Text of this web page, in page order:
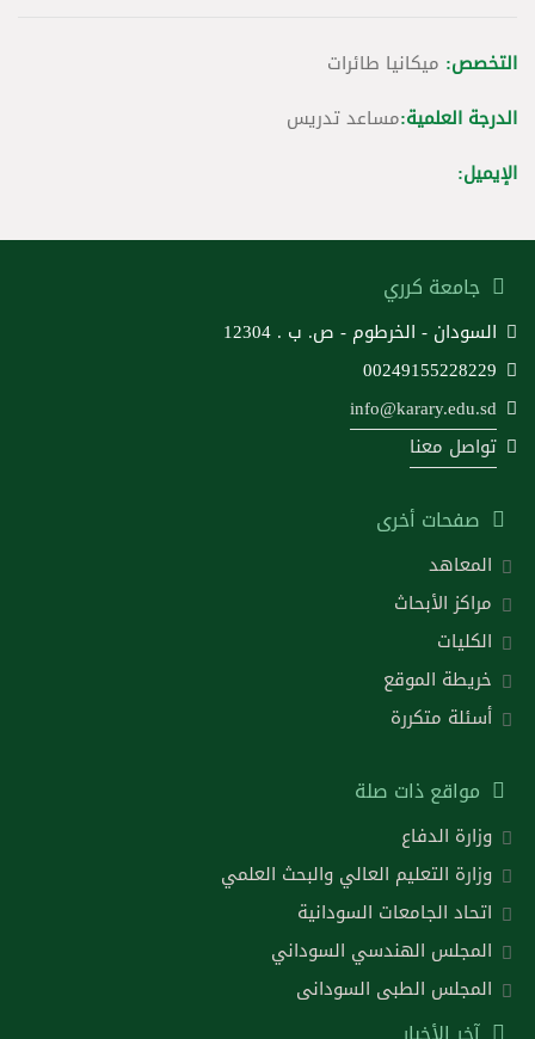
التخصص: ميكانيا طائرات
الدرجة العلمية:مساعد تدريس
الإيميل:
جامعة كرري
السودان - الخرطوم - ص. ب . 12304
00249155228229
info@karary.edu.sd
تواصل معنا
صفحات أخرى
المعاهد
مراكز الأبحاث
الكليات
خريطة الموقع
أسئلة متكررة
مواقع ذات صلة
وزارة الدفاع
وزارة التعليم العالي والبحث العلمي
اتحاد الجامعات السودانية
المجلس الهندسي السوداني
المجلس الطبى السودانى